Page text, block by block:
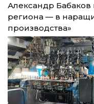
Александр Бабаков
региона — в
производства»